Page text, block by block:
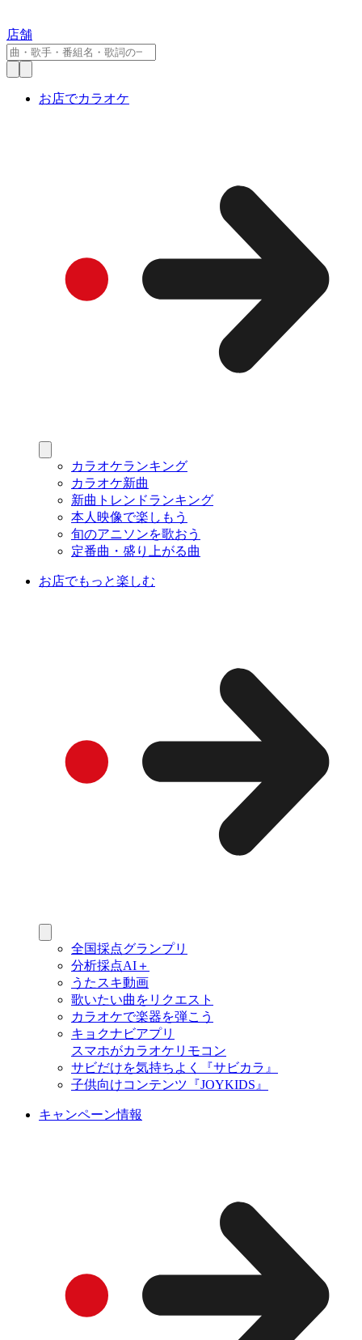
店舗
お店でカラオケ
カラオケランキング
カラオケ新曲
新曲トレンドランキング
本人映像で楽しもう
旬のアニソンを歌おう
定番曲・盛り上がる曲
お店でもっと楽しむ
全国採点グランプリ
分析採点AI＋
うたスキ動画
歌いたい曲をリクエスト
カラオケで楽器を弾こう
キョクナビアプリ
スマホがカラオケリモコン
サビだけを気持ちよく『サビカラ』
子供向けコンテンツ『JOYKIDS』
キャンペーン情報